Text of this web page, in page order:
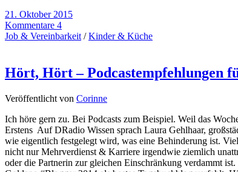
21. Oktober 2015
Kommentare 4
Job & Vereinbarkeit /Kinder & Küche
Hört, Hört – Podcastempfehlungen
Veröffentlicht von Corinne
Ich höre gern zu. Bei Podcasts zum Beispiel. Weil das
Erstens Auf DRadio Wissen sprach Laura Gehlhaar,
wie eigentlich festgelegt wird, was eine Behinderung ist.
nicht nur Mehrverdienst & Karriere irgendwie ziemlich
oder die Partnerin zur gleichen Einschränkung verdammt